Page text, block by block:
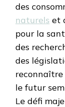
des
naturels et
pour la
des
des
reconnaître
le futur
Le défi